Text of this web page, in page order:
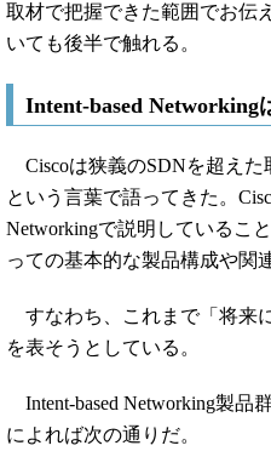
取材で把握できた範囲でお伝
いても後半で触れる。
Intent-based Networking
Ciscoは狭義のSDNを超えた
という言葉で語ってきた。
Networkingで説明しているこ
っての基本的な製品構成や関
すなわち、これまで「将来
を表そうとしている。
Intent-based Networking製品
によれば次の通りだ。